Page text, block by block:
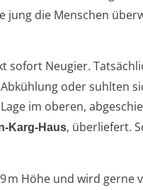
die Menschen
sofort Neugier.
oder suhlten
im oberen,
Karg-Haus, überliefert.
m Höhe und wird